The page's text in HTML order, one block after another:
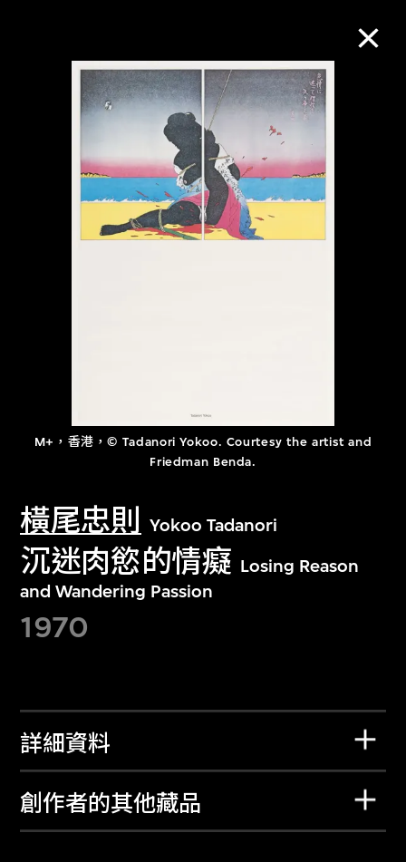
M+，香港，© Tadanori Yokoo. Courtesy the artist and
Friedman Benda.
橫尾忠則 Yokoo Tadanori
沉迷肉慾的情癡 Losing Reason
and Wandering Passion
1970
詳細資料
創作者的其他藏品
M+藏品
進一步篩選